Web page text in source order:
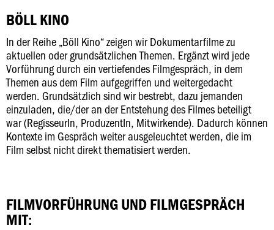
BÖLL KINO
In der Reihe „Böll Kino“ zeigen wir Dokumentarfilme zu
aktuellen oder grundsätzlichen Themen. Ergänzt wird jede
Vorführung durch ein vertiefendes Filmgespräch, in dem
Themen aus dem Film aufgegriffen und weitergedacht
werden. Grundsätzlich sind wir bestrebt, dazu jemanden
einzuladen, die/der an der Entstehung des Filmes beteiligt
war (RegisseurIn, ProduzentIn, Mitwirkende). Dadurch können
Kontexte im Gespräch weiter ausgeleuchtet werden, die im
Film selbst nicht direkt thematisiert werden.
FILMVORFÜHRUNG UND FILMGESPRÄCH
MIT: